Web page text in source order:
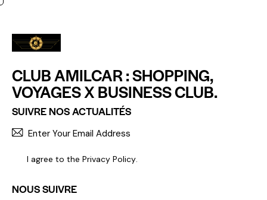
CLUB AMILCAR : SHOPPING,
VOYAGES X BUSINESS CLUB.
SUIVRE NOS ACTUALITÉS
I agree to the Privacy Policy.
NOUS SUIVRE